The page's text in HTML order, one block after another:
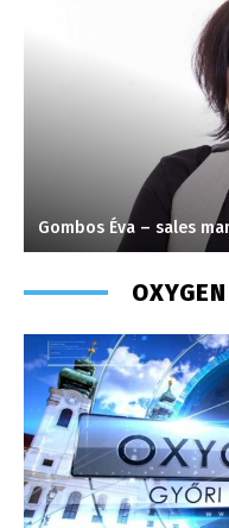
Gombos Éva – sales